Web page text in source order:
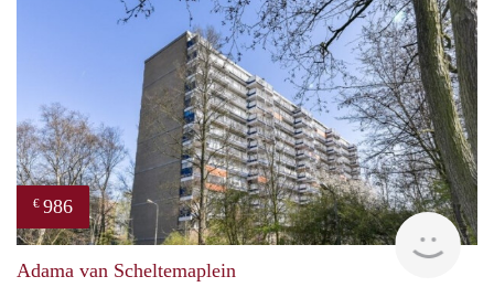
€ 986
Adama van Scheltemaplein